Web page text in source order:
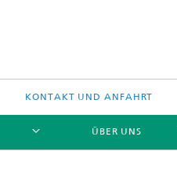
KONTAKT UND ANFAHRT
ÜBER UNS